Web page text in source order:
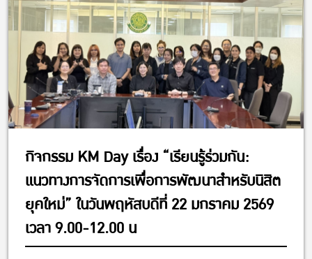
กิจกรรม KM Day เรื่อง “เรียนรู้ร่วมกัน:
แนวทางการจัดการเพื่อการพัฒนาสำหรับนิสิต
ยุคใหม่” ในวันพฤหัสบดีที่ 22 มกราคม 2569
เวลา 9.00-12.00 น